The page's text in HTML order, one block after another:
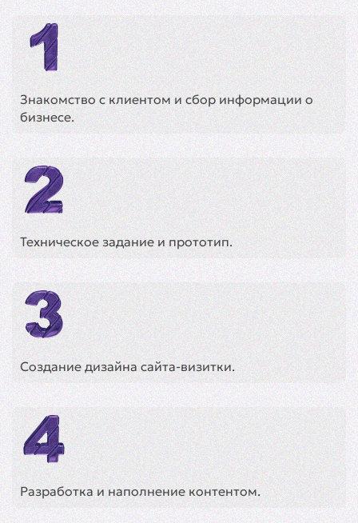
Знакомство с клиентом и сбор информации о
бизнесе.
Техническое задание и прототип.
Создание дизайна сайта-визитки.
Разработка и наполнение контентом.